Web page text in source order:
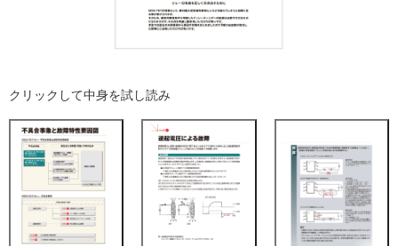
クリックして中身を試し読み